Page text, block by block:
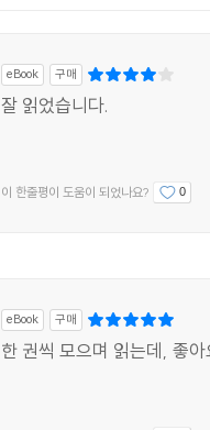
eBook 구매
잘 읽었습니다.
이 한줄평이 도움이 되었나요? 0
eBook 구매
한 권씩 모으며 읽는데, 좋아